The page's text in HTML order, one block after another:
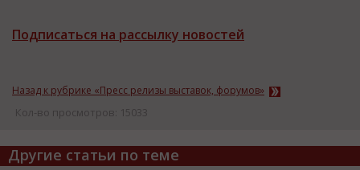
Подписаться на рассылку новостей
Назад к рубрике «Пресс релизы выставок, форумов»
Кол-во просмотров: 15033
Другие статьи по теме